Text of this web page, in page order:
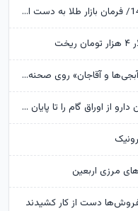
قیمت طلا و سکه امروز 15 مرداد 1405/ فرمان بازار طلا به دست اونس جهانی افتاد
آرزوهای ایرج راد برای «تئاتر متفکر»/ «آبجی‌ها و آقاجان» روی صحنه می‌رود
بانک مرکزی امکان استفادۀ واردکنندگان دارو از اوراق گام را تا پایان امسال تمدید کرد
مرزی اربعین
دست از کار کشیدند